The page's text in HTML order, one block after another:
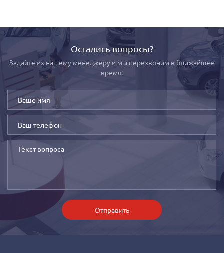
Остались вопросы?
Задайте их нашему менеджеру и мы перезвоним в ближайшее
время:
Отправить